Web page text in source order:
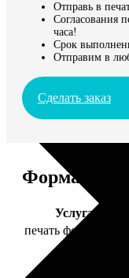
Отправь в
Согласования
часа!
Срок
Отправим в
Сделать заказ
Форматы и
Услуга
печать фото 20х30